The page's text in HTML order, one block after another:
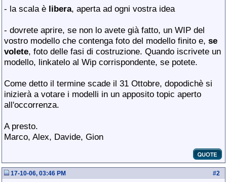
- la scala è libera, aperta ad ogni vostra idea
- dovrete aprire, se non lo avete già fatto, un WIP del
vostro modello che contenga foto del modello finito e, se
volete, foto delle fasi di costruzione. Quando iscrivete un
modello, linkatelo al Wip corrispondente, se potete.
Come detto il termine scade il 31 Ottobre, dopodichè si
inizierà a votare i modelli in un apposito topic aperto
all'occorrenza.
A presto.
Marco, Alex, Davide, Gion
#2
17-10-06, 03:46 PM